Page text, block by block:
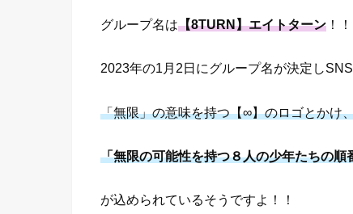
グループ名は【8TURN】エイトターン ！！
2023年の1月2日にグループ名が決定し
「無限」の意味を持つ【∞】のロゴとかけ
「無限の可能性を持つ８人の少年たちの順
が込められているそうですよ！！